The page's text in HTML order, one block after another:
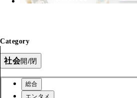
Category
社会開/閉
総合
エンタメ